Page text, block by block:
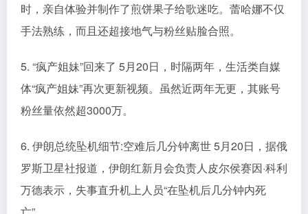
时，亲自体验并制作了煎饼果子给歌迷吃。蕾哈娜不仅
手法熟练，而且还超接地气与粉丝贴脸合照。
5. “疯产姐妹”回来了 5月20日，时隔两年，生活类自媒
体“疯产姐妹”再次更新视频。虽然近两年无更，其账号
粉丝量依然超3000万。
6. 伊朗总统坠机细节:空难后几分钟离世 5月20日，据俄
罗斯卫星社报道，伊朗红新月会负责人皮尔侯赛因·科利
万德表示，失事直升机上人员“在坠机后几分钟内死